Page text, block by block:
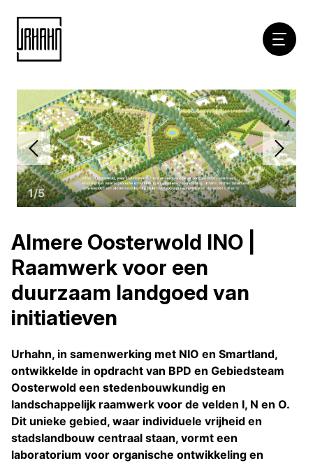
inhoud
1/5
Almere Oosterwold INO |
Raamwerk voor een
duurzaam landgoed van
initiatieven
Urhahn, in samenwerking met NIO en Smartland,
ontwikkelde in opdracht van BPD en Gebiedsteam
Oosterwold een stedenbouwkundig en
landschappelijk raamwerk voor de velden I, N en O.
Dit unieke gebied, waar individuele vrijheid en
stadslandbouw centraal staan, vormt een
laboratorium voor organische ontwikkeling en